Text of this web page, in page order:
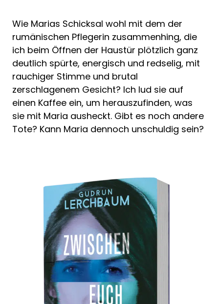
Wie Marias Schicksal wohl mit dem der
rumänischen Pflegerin zusammenhing, die
ich beim Öffnen der Haustür plötzlich ganz
deutlich spürte, energisch und redselig, mit
rauchiger Stimme und brutal
zerschlagenem Gesicht? Ich lud sie auf
einen Kaffee ein, um herauszufinden, was
sie mit Maria ausheckt. Gibt es noch andere
Tote? Kann Maria dennoch unschuldig sein?